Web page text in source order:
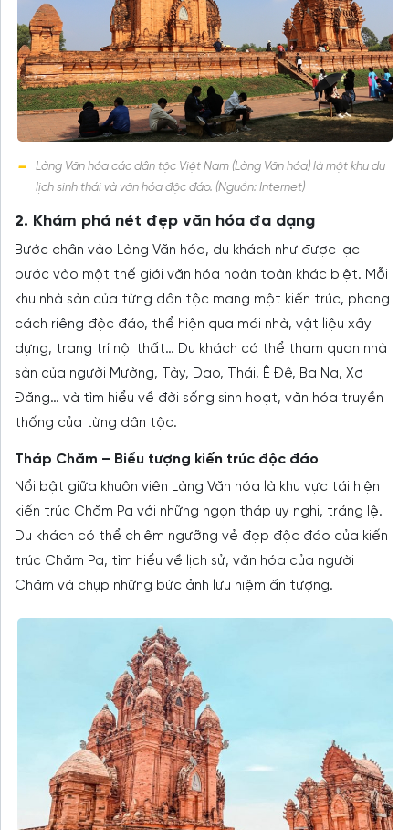
Làng Văn hóa các dân tộc Việt Nam (Làng Văn hóa) là một khu du
lịch sinh thái và văn hóa độc đáo. (Nguồn: Internet)
2. Khám phá nét đẹp văn hóa đa dạng
Bước chân vào Làng Văn hóa, du khách như được lạc
bước vào một thế giới văn hóa hoàn toàn khác biệt. Mỗi
khu nhà sàn của từng dân tộc mang một kiến trúc, phong
cách riêng độc đáo, thể hiện qua mái nhà, vật liệu xây
dựng, trang trí nội thất… Du khách có thể tham quan nhà
sàn của người Mường, Tày, Dao, Thái, Ê Đê, Ba Na, Xơ
Đăng… và tìm hiểu về đời sống sinh hoạt, văn hóa truyền
thống của từng dân tộc.
Tháp Chăm – Biểu tượng kiến trúc độc đáo
Nổi bật giữa khuôn viên Làng Văn hóa là khu vực tái hiện
kiến trúc Chăm Pa với những ngọn tháp uy nghi, tráng lệ.
Du khách có thể chiêm ngưỡng vẻ đẹp độc đáo của kiến
trúc Chăm Pa, tìm hiểu về lịch sử, văn hóa của người
Chăm và chụp những bức ảnh lưu niệm ấn tượng.